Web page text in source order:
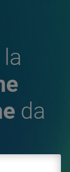
da